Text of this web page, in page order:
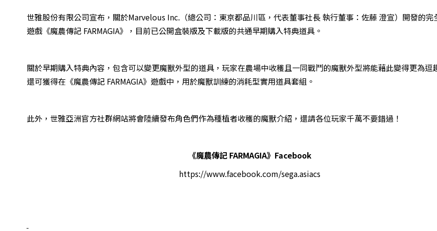
世雅股份有限公司宣布，關於Marvelous Inc.（總公司：東京都品川區，代表董事社長 執行董事：佐藤 澄宣）開發的完
遊戲《魔農傳記 FARMAGIA》，目前已公開盒裝版及下載版的共通早期購入特典道具。
關於早期購入特典內容，包含可以變更魔獸外型的道具，玩家在農場中收穫且一同戰鬥的魔獸外型將能藉此變得更為逗
還可獲得在《魔農傳記 FARMAGIA》遊戲中，用於魔獸訓練的消耗型實用道具套組。
此外，世雅亞洲官方社群網站將會陸續發布角色們作為種植者收穫的魔獸介紹，還請各位玩家千萬不要錯過！
《魔農傳記 FARMAGIA》Facebook
https://www.facebook.com/sega.asiacs